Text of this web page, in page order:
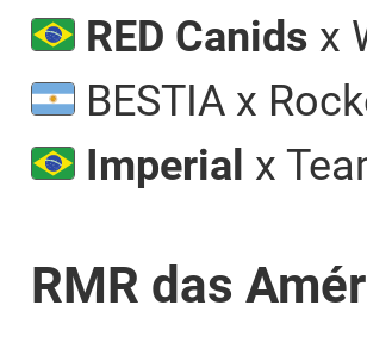
RED Canids x
BESTIA x
Imperial x
RMR das